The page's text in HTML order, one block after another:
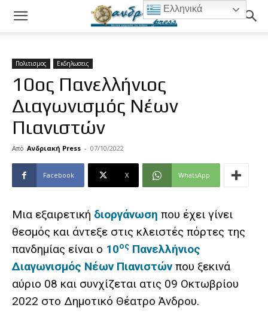
Πολιτισμος Εκδηλωσεις
10ος Πανελλήνιος
Διαγωνισμός Νέων
Πιανιστών
Από Ανδριακή Press - 07/10/2022
Facebook X WhatsApp
Μια εξαιρετική διοργάνωση που έχει γίνει
θεσμός και άντεξε στις κλειστές πόρτες της
πανδημίας είναι ο 10ος Πανελλήνιος
Διαγωνισμός Νέων Πιανιστών που ξεκινά
αύριο 08 και συνχίζεται ατις 09 Οκτωβρίου
2022 στο Δημοτικό Θέατρο Άνδρου.
Ελληνικά